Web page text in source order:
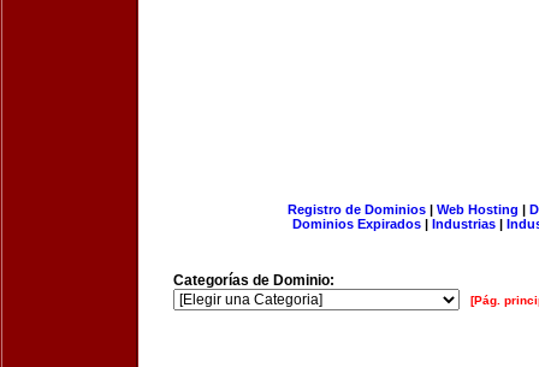
Registro de Dominios| Web Hosting |
Dominios Expirados | Industrias |
Categorías de Dominio:
[Pág.